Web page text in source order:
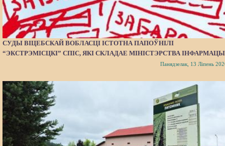
СУДЫ ВІЦЕБСКАЙ ВОБЛАСЦІ ІСТОТНА ПАПОЎНІЛІ
“ЭКСТРЭМІСЦКІ” СПІС, ЯКІ СКЛАДАЕ МІНІСТЭРСТВА
Панядзелак, 13 Ліпень